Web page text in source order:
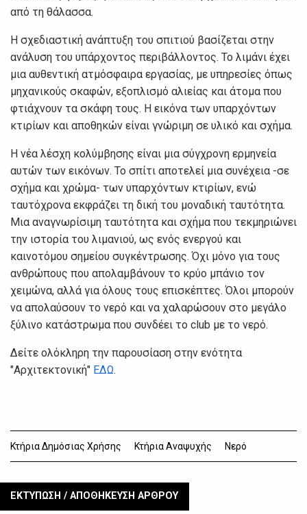
από τη θάλασσα.
Η σχεδιαστική ανάπτυξη του σπιτιού βασίζεται στην
ανάλυση του υπάρχοντος περιβάλλοντος. Το λιμάνι έχει
μια αυθεντική ατμόσφαιρα εργασίας, με υπηρεσίες όπως
μηχανικούς σκαφών, εξοπλισμό αλιείας και άτομα που
φτιάχνουν τα σκάφη τους. Η εικόνα των υπαρχόντων
κτιρίων και αποθηκών είναι γνώριμη σε υλικό και σχήμα.
Η νέα λέσχη κολύμβησης είναι μια σύγχρονη ερμηνεία
αυτών των εικόνων. Το σπίτι αποτελεί μια συνέχεια -σε
σχήμα και χρώμα- των υπαρχόντων κτιρίων, ενώ
ταυτόχρονα εκφράζει τη δική του μοναδική ταυτότητα.
Μια αναγνωρίσιμη ταυτότητα και σχήμα που τεκμηριώνει
την ιστορία του λιμανιού, ως ενός ενεργού και
καινοτόμου σημείου συγκέντρωσης. Όχι μόνο για τους
ανθρώπους που απολαμβάνουν το κρύο μπάνιο τον
χειμώνα, αλλά για όλους τους επισκέπτες. Όλοι μπορούν
να απολαύσουν το νερό και να χαλαρώσουν στο μεγάλο
ξύλινο κατάστρωμα που συνδέει το club με το νερό.
Δείτε ολόκληρη την παρουσίαση στην ενότητα
"Αρχιτεκτονική" ΕΔΩ.
Κτήρια Δημόσιας Χρήσης Κτήρια Αναψυχής Νερό
ΕΚΤΥΠΩΣΗ / ΑΠΟΘΗΚΕΥΣΗ ΑΡΘΡΟΥ